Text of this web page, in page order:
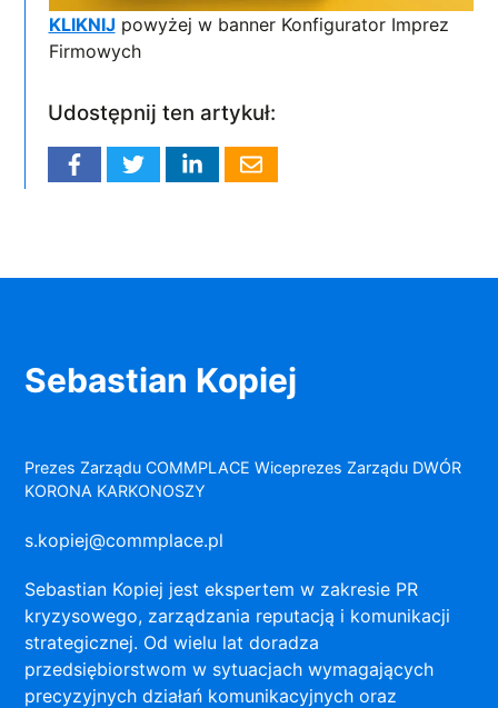
KLIKNIJ powyżej w banner Konfigurator Imprez
Firmowych
Udostępnij ten artykuł:
Sebastian Kopiej
Prezes Zarządu COMMPLACE Wiceprezes Zarządu DWÓR
KORONA KARKONOSZY
s.kopiej@commplace.pl
Sebastian Kopiej jest ekspertem w zakresie PR
kryzysowego, zarządzania reputacją i komunikacji
strategicznej. Od wielu lat doradza
przedsiębiorstwom w sytuacjach wymagających
precyzyjnych działań komunikacyjnych oraz